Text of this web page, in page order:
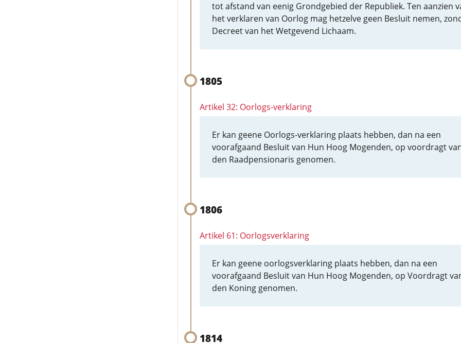
tot afstand van eenig Grondgebied der Republiek. Ten aanzien
het verklaren van Oorlog mag hetzelve geen Besluit nemen,
Decreet van het Wetgevend Lichaam.
1805
Artikel 32: Oorlogs-verklaring
Er kan geene Oorlogs-verklaring plaats hebben, dan na een
voorafgaand Besluit van Hun Hoog Mogenden, op voordragt
den Raadpensionaris genomen.
1806
Artikel 61: Oorlogsverklaring
Er kan geene oorlogsverklaring plaats hebben, dan na een
voorafgaand Besluit van Hun Hoog Mogenden, op Voordragt
den Koning genomen.
1814